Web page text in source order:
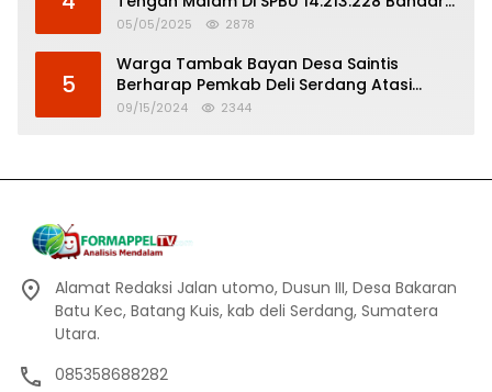
Tinggi
05/05/2025 2878
5
Warga Tambak Bayan Desa Saintis
Berharap Pemkab Deli Serdang Atasi
Banjir
09/15/2024 2344
Alamat Redaksi Jalan utomo, Dusun III, Desa Bakaran
Batu Kec, Batang Kuis, kab deli Serdang, Sumatera
Utara.
085358688282